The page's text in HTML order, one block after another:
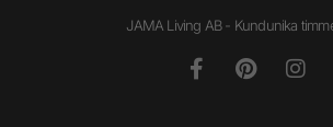
JAMA Living AB - Kundunika